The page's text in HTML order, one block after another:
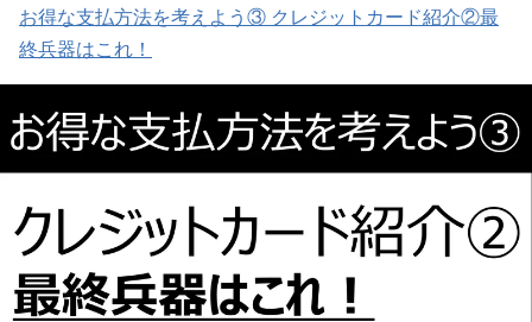
お得な支払方法を考えよう③ クレジットカード紹介②最
終兵器はこれ！